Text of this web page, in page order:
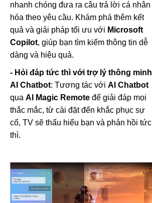
nhanh chóng đưa ra câu trả lời cá nhân
hóa theo yêu cầu. Khám phá thêm kết
quả và giải pháp tối ưu với Microsoft
Copilot, giúp bạn tìm kiếm thông tin dễ
dàng và hiệu quả.
- Hỏi đáp tức thì với trợ lý thông minh
AI Chatbot: Tương tác với AI Chatbot
qua AI Magic Remote để giải đáp mọi
thắc mắc, từ cài đặt đến khắc phục sự
cố, TV sẽ thấu hiểu bạn và phản hồi tức
thì.